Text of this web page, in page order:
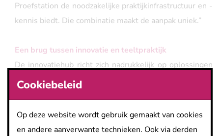
Proefstation de noodzakelijke praktijkinfrastructuur en -
kennis biedt. Die combinatie maakt de aanpak uniek.”
Een brug tussen innovatie en teeltpraktijk
De innovatiehub richt zich nadrukkelijk op oplossingen
die bijdragen aan duurzaamheid, klimaatadaptatie en
watergebruik, alternatieve energie, robotisering,
biostimulanten en nieuwe teeltconcepten krijgen in
Cookiebeleid
Op deze website wordt gebruik gemaakt van cookies
en andere aanverwante technieken. Ook via derden